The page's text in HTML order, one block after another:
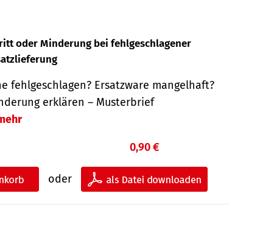
oder Minderung bei fehlgeschlagener
fehlgeschlagen? Ersatzware mangelhaft?
erklären – Musterbrief
oder
0,90 €